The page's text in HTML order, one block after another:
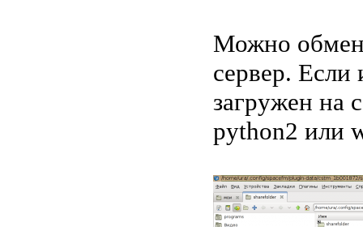
Можно
сервер. Если
загружен на
python2 или